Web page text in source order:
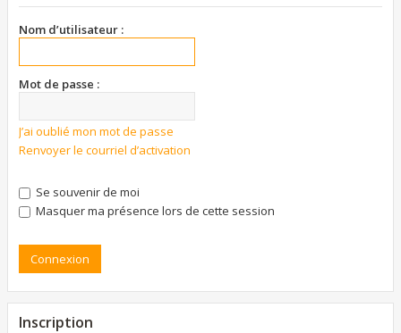
Nom d’utilisateur :
Mot de passe :
J’ai oublié mon mot de passe
Renvoyer le courriel d’activation
Se souvenir de moi
Masquer ma présence lors de cette session
Inscription